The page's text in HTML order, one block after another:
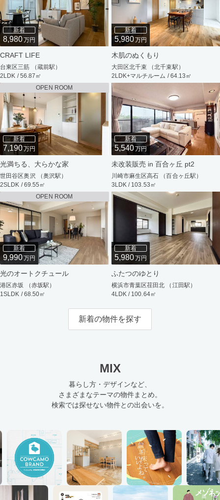
新着
8,980万円
CRAFT LIFE
台東区三筋 （蔵前駅）
2LDK / 56.87㎡
新着
5,980万円
木肌のぬくもり
大田区北千束 （北千束駅）
2LDK+マルチルーム / 64.13㎡
OPEN ROOM
新着
7,190万円
光満ちる、大らかな家
世田谷区奥沢 （奥沢駅）
2SLDK / 69.55㎡
新着
5,540万円
未改装販売 in 百合ヶ丘 pt2
川崎市麻生区高石 （百合ヶ丘駅）
3LDK / 103.53㎡
OPEN ROOM
新着
9,990万円
光のオートクチュール
港区赤坂 （赤坂駅）
1SLDK / 68.50㎡
新着
5,980万円
ふたつのゆとり
横浜市青葉区荏田北 （江田駅）
4LDK / 100.64㎡
新着の物件を探す
MIX
暮らし方・デザインなど、
さまざまなテーマの物件まとめ。
検索では探せない物件との出会いを。